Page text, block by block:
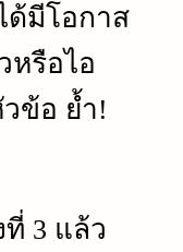
ด้มีโอกาส
หรือไอ
ข้อ ย้ำ!
3 แล้ว